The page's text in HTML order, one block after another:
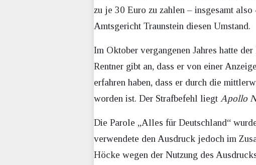
zu je 30 Euro zu zahlen – insgesamt also
Amtsgericht Traunstein diesen Umstand.
Im Oktober vergangenen Jahres hatte
Rentner gibt an, dass er von einer
erfahren haben, dass er durch die
worden ist. Der Strafbefehl liegt Apollo
Die Parole „Alles für Deutschland“
verwendete den Ausdruck jedoch im
Höcke wegen der Nutzung des